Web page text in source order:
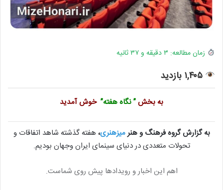
زمان مطالعه: ۳ دقیقه و ۳۷ ثانیه
۱,۴۰۵ بازدید
به بخش” نگاه هفته” خوش آمدید
به گزارش گروه فرهنگ و هنرمیزهنری، هفته گذشته شاهد اتفاقات و
تحولات متعددی در دنیای سینمای ایران وجهان بودیم.
اهم این اخبار و رویدادها پیش روی شماست.